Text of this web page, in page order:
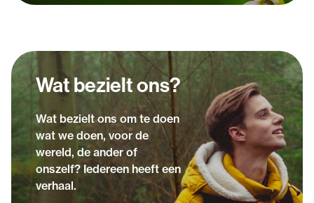
Wat bezielt ons?
Wat bezielt ons om te doen
wat we doen, voor de
wereld, de ander of
onszelf? Iedereen heeft een
verhaal.